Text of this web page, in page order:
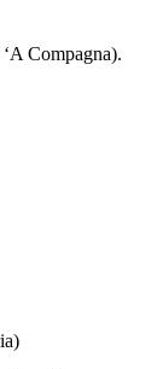
Compagna).